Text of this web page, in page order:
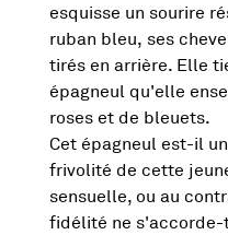
esquisse un sourire
ruban bleu, ses
tirés en arrière. Elle
épagneul qu'elle
roses et de bleuets.
Cet épagneul est-il
frivolité de cette
sensuelle, ou au
fidélité ne